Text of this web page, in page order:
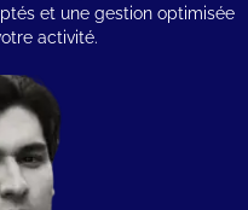
et une gestion optimisée
activité.